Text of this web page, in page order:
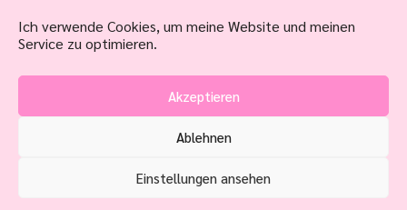
Ich verwende Cookies, um meine Website und meinen
Service zu optimieren.
Akzeptieren
Ablehnen
Einstellungen ansehen
Cookie Richtlinie (EU)